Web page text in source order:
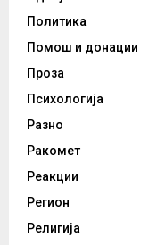
Политика
Помош и донации
Проза
Психологија
Разно
Ракомет
Реакции
Регион
Религија